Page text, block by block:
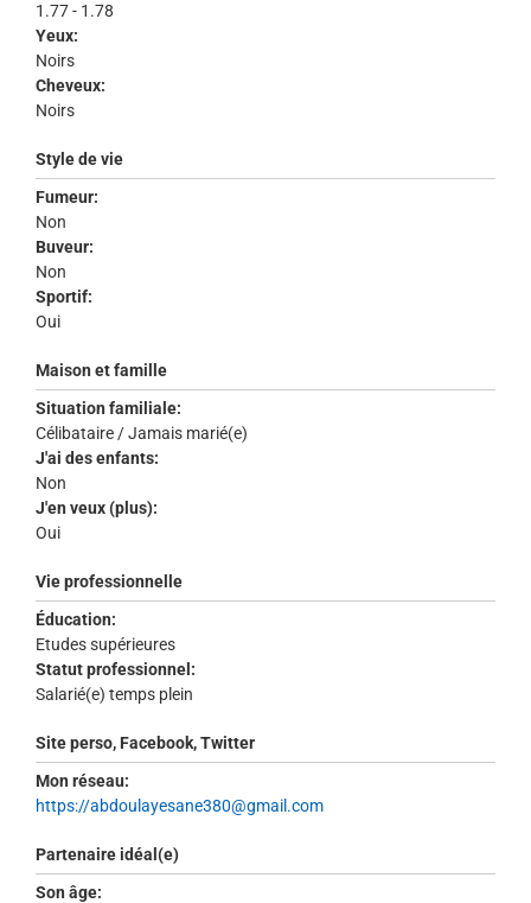
1.77 - 1.78
Yeux:
Noirs
Cheveux:
Noirs
Style de vie
Fumeur:
Non
Buveur:
Non
Sportif:
Oui
Maison et famille
Situation familiale:
Célibataire / Jamais marié(e)
J'ai des enfants:
Non
J'en veux (plus):
Oui
Vie professionnelle
Éducation:
Etudes supérieures
Statut professionnel:
Salarié(e) temps plein
Site perso, Facebook, Twitter
Mon réseau:
https://abdoulayesane380@gmail.com
Partenaire idéal(e)
Son âge: